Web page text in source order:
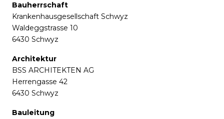
Bauherrschaft
Krankenhausgesellschaft Schwyz
Waldeggstrasse 10
6430 Schwyz
Architektur
BSS ARCHITEKTEN AG
Herrengasse 42
6430 Schwyz
Bauleitung